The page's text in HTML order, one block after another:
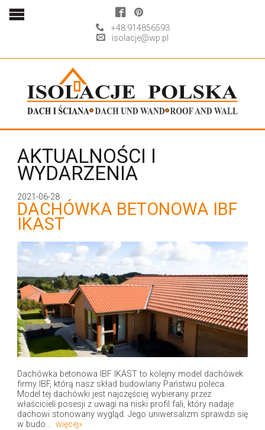
+48.914856593
isolacje@wp.pl
AKTUALNOŚCI I
WYDARZENIA
2021-06-28
DACHÓWKA BETONOWA IBF
IKAST
Dachówka betonowa IBF IKAST to kolejny model dachówek
firmy IBF, którą nasz skład budowlany Państwu poleca.
Model tej dachówki jest najczęściej wybierany przez
właścicieli posesji z uwagi na niski profil fali, który nadaje
dachowi stonowany wygląd. Jego uniwersalizm sprawdzi się
w budo... więcej»